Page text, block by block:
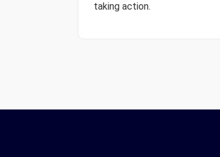
taking action.